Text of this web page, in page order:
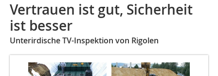
Vertrauen ist gut, Sicherheit
ist besser
Unterirdische TV-Inspektion von Rigolen